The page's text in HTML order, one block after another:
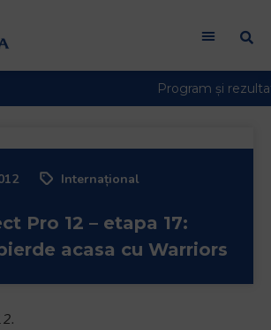
Internațional
Pro 12 – etapa 17:
acasa cu Warriors